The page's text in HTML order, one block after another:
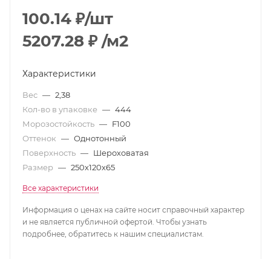
100.14 ₽/шт
5207.28 ₽ /м2
Характеристики
Вес — 2,38
Кол-во в упаковке — 444
Морозостойкость — F100
Оттенок — Однотонный
Поверхность — Шероховатая
Размер — 250х120х65
Все характеристики
Информация о ценах на сайте носит справочный характер
и не является публичной офертой. Чтобы узнать
подробнее, обратитесь к нашим специалистам.